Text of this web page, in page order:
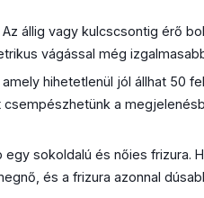
állig vagy kulcscsontig érő
vágással még
hihetetlenül jól állhat 50
a
egy sokoldalú és nőies frizura.
és a frizura azonnal